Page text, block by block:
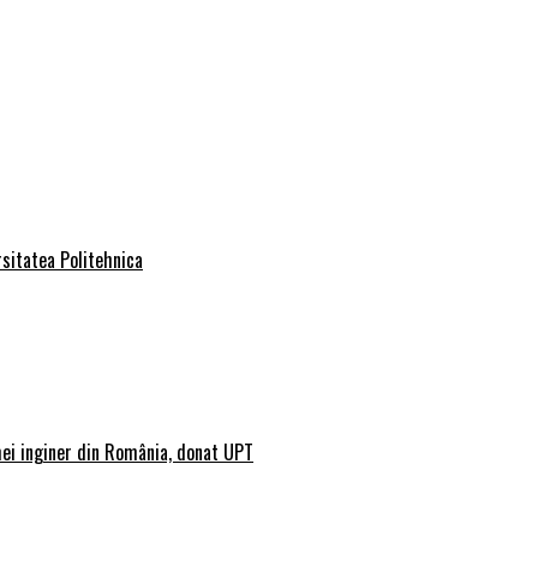
Politehnica
inginer din România, donat UPT